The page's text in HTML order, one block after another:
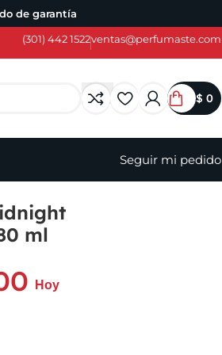
de garantía
(301) 442 1522ventas@perfumaste.com
$ 0
Seguir mi pedido
ml
Hoy